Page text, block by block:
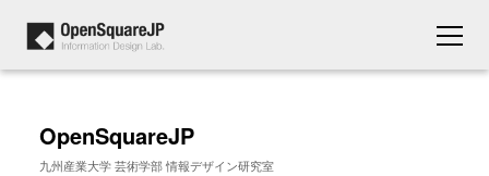
OpenSquareJP
九州産業大学 芸術学部 情報デザイン研究室